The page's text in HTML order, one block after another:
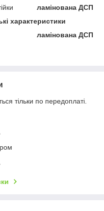
ламінована ДСП
характеристики
ламінована ДСП
тільки по передоплаті.